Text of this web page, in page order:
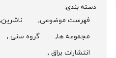
دسته بندی:
فهرست موضوعی,
ناشرین,
مجموعه ها,
گروه سنی ,
انتشارات براق ,